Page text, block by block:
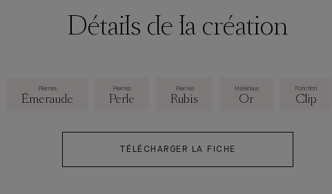
Détails de la création
Pierres
Émeraude
Pierres
Perle
Pierres
Rubis
Matériaux
Or
Fonction
Clip
TÉLÉCHARGER LA FICHE